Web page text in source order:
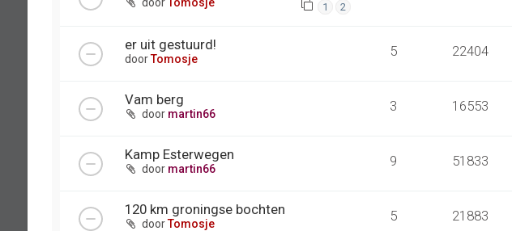
doorTomosje 1 2
er uit gestuurd!
doorTomosje 5 22404
Vam berg
door martin66 3 16553
Kamp Esterwegen
door martin66 9 51833
120 km groningse bochten
doorTomosje 5 21883